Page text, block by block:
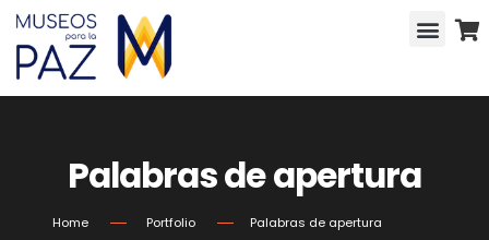
Palabras de apertura
Home Portfolio Palabras de apertura